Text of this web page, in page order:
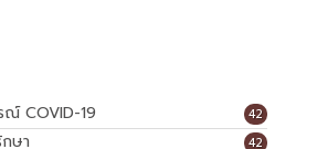
42
ณ์ COVID-19
42
ษา